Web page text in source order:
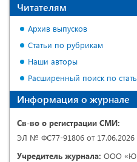
Читателям
Архив выпусков
Статьи по рубрикам
Наши авторы
Расширенный поиск по
Информация о журнале
Св-во о регистрации СМИ:
ЭЛ № ФС77-91806 от 17.06.2026
Учредитель журнала: ООО